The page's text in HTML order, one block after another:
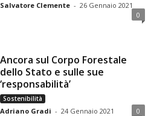
Salvatore Clemente - 26 Gennaio 2021
0
Ancora sul Corpo Forestale
dello Stato e sulle sue
‘responsabilità’
Sostenibilità
Adriano Gradi - 24 Gennaio 2021 0